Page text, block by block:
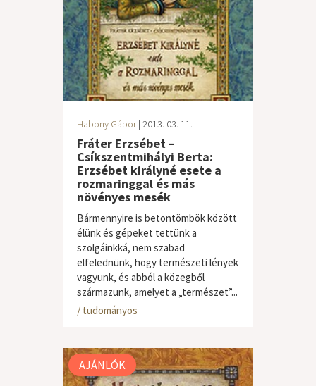
Habony Gábor| 2013. 03. 11.
Fráter Erzsébet –
Csíkszentmihályi Berta:
Erzsébet királyné esete a
rozmaringgal és más
növényes mesék
Bármennyire is betontömbök között
élünk és gépeket tettünk a
szolgáinkká, nem szabad
elfelednünk, hogy természeti lények
vagyunk, és abból a közegből
származunk, amelyet a „természet”...
gyermek / ifjúsági,ismeretterjesztő
/ tudományos
AJÁNLÓK